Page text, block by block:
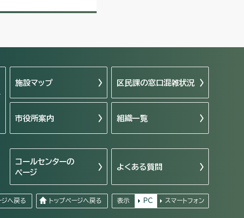
施設マップ 区民課の窓口混雑状況
市役所案内 組織一覧
コールセンターの
ページ
よくある質問
へ戻る トップページへ戻る 表示 PC スマートフォン